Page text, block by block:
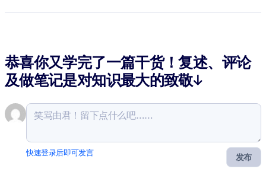
恭喜你又学完了一篇干货！复述、评论
及做笔记是对知识最大的致敬↓
发布
快速登录后即可发言